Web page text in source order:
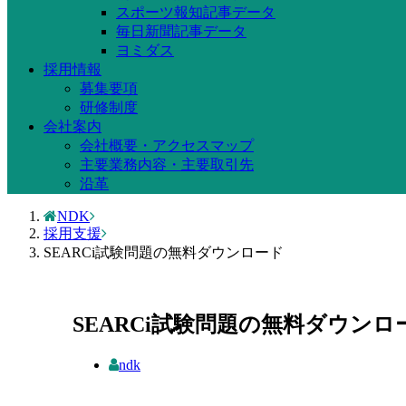
スポーツ報知記事データ
毎日新聞記事データ
ヨミダス
採用情報
募集要項
研修制度
会社案内
会社概要・アクセスマップ
主要業務内容・主要取引先
沿革
NDK
採用支援
SEARCi試験問題の無料ダウンロード
SEARCi試験問題の無料ダウンロ
ndk